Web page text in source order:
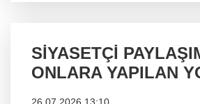
SİYASETÇİ
ONLARA YAPILAN